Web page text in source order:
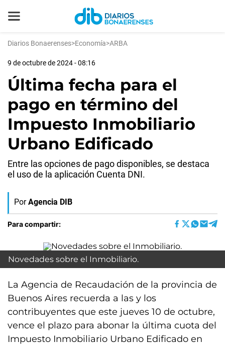
Diarios Bonaerenses>Economía>ARBA
9 de octubre de 2024 - 08:16
Última fecha para el
pago en término del
Impuesto Inmobiliario
Urbano Edificado
Entre las opciones de pago disponibles, se destaca
el uso de la aplicación Cuenta DNI.
Por Agencia DIB
Para compartir:
Novedades sobre el Inmobiliario.
La Agencia de Recaudación de la provincia de
Buenos Aires recuerda a las y los
contribuyentes que este jueves 10 de octubre,
vence el plazo para abonar la última cuota del
Impuesto Inmobiliario Urbano Edificado en